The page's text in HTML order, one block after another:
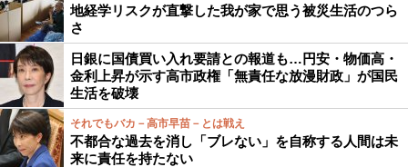
地経学リスクが直撃した我が家で思う被災生活のつら
さ
日銀に国債買い入れ要請との報道も…円安・物価高・
金利上昇が示す高市政権「無責任な放漫財政」が国民
生活を破壊
それでもバカ－高市早苗－とは戦え
不都合な過去を消し「ブレない」を自称する人間は未
来に責任を持たない